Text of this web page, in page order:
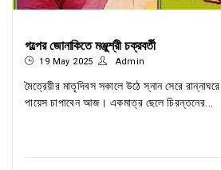
গল্পের জোনাকিতে মঞ্জুশ্রী চক্রবর্তী
19 May 2025 Admin
মৈত্রেয়ীর মাতৃদিবস সকালে উঠে স্নান সেরে
পায়েস চাপাবেন আজ। একমাত্র ছেলে চিরন্তনের...